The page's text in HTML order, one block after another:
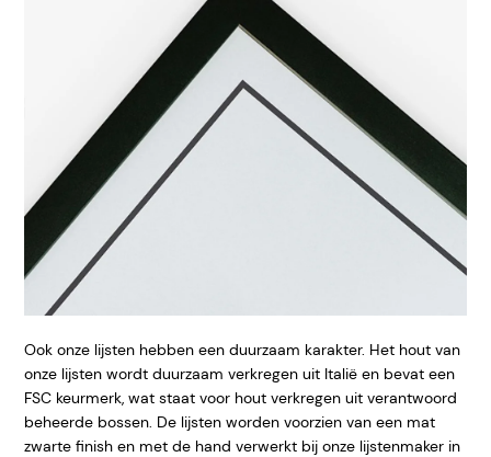
Ook onze lijsten hebben een duurzaam karakter. Het hout van
onze lijsten wordt duurzaam verkregen uit Italië en bevat een
FSC keurmerk, wat staat voor hout verkregen uit verantwoord
beheerde bossen. De lijsten worden voorzien van een mat
zwarte finish en met de hand verwerkt bij onze lijstenmaker in